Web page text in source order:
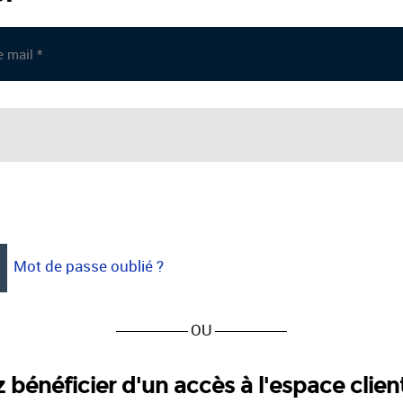
Mot de passe oublié ?
OU
bénéficier d'un accès à l'espace